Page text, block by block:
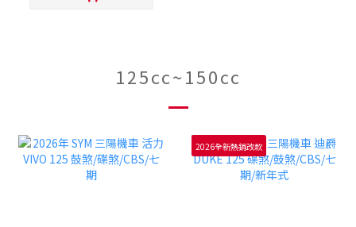
125cc~150cc
2026全新熱銷改款